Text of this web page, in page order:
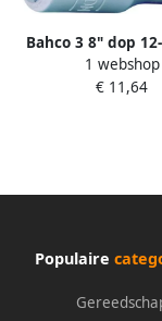
Bahco 3 8" dop
mm |1 webshop
€ 11,64
Populaire